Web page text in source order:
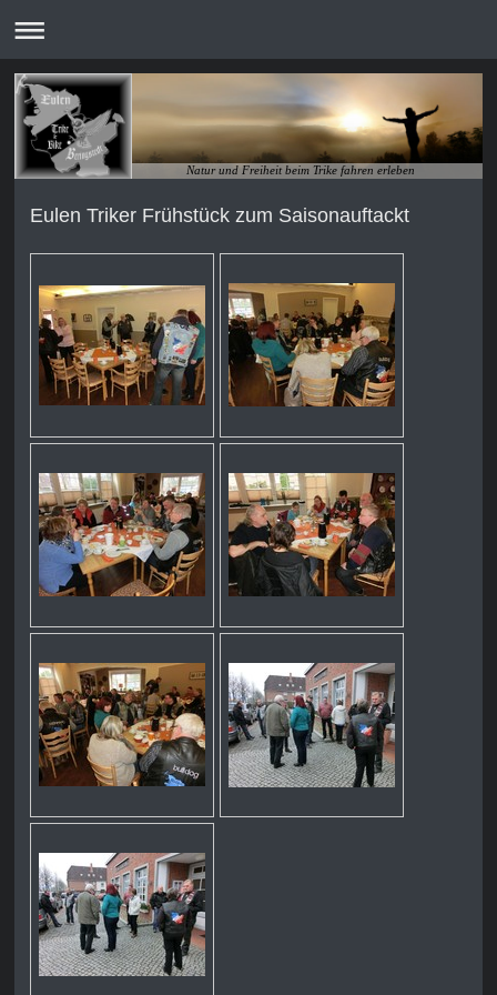
Natur und Freiheit beim Trike fahren erleben
Eulen Triker Frühstück zum Saisonauftackt